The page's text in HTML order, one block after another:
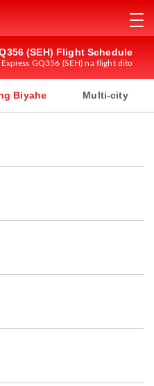
(SEH) Flight Schedule
GQ356 (SEH) na flight dito
Biyahe Multi-city